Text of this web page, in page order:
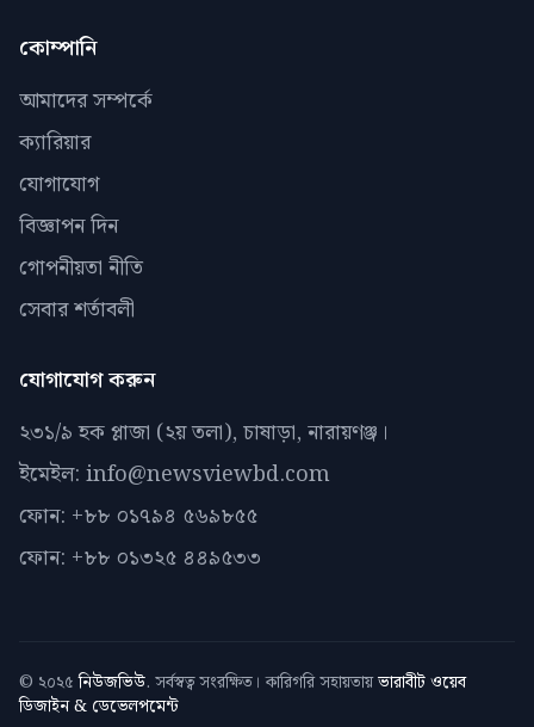
কোম্পানি
আমাদের সম্পর্কে
ক্যারিয়ার
যোগাযোগ
বিজ্ঞাপন দিন
গোপনীয়তা নীতি
সেবার শর্তাবলী
যোগাযোগ করুন
২৩১/৯ হক প্লাজা (২য় তলা), চাষাড়া, নারায়ণঞ্জ।
ইমেইল: info@newsviewbd.com
ফোন: +৮৮ ০১৭৯৪ ৫৬৯৮৫৫
ফোন: +৮৮ ০১৩২৫ ৪৪৯৫৩৩
© ২০২৫ নিউজভিউ. সর্বস্বত্ব সংরক্ষিত। কারিগরি সহায়তায়ভারাবীট ওয়েব
ডিজাইন & ডেভেলপমেন্ট